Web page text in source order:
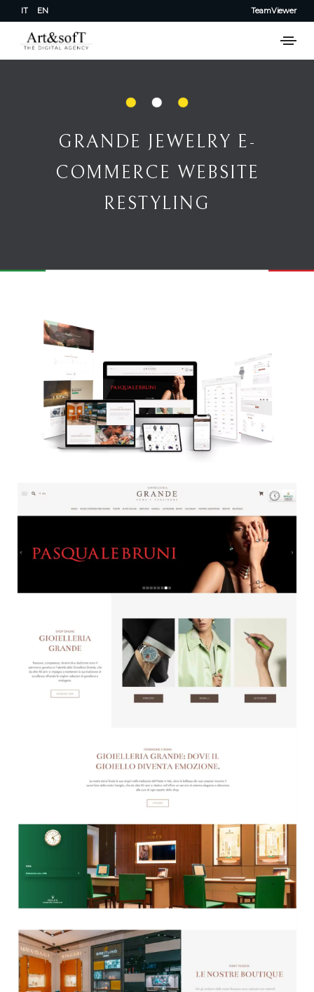
IT EN TeamViewer
GRANDE JEWELRY E-
COMMERCE WEBSITE
RESTYLING
GRANDE JEWELRY E-COMMERCE WEBSITE RESTYLING